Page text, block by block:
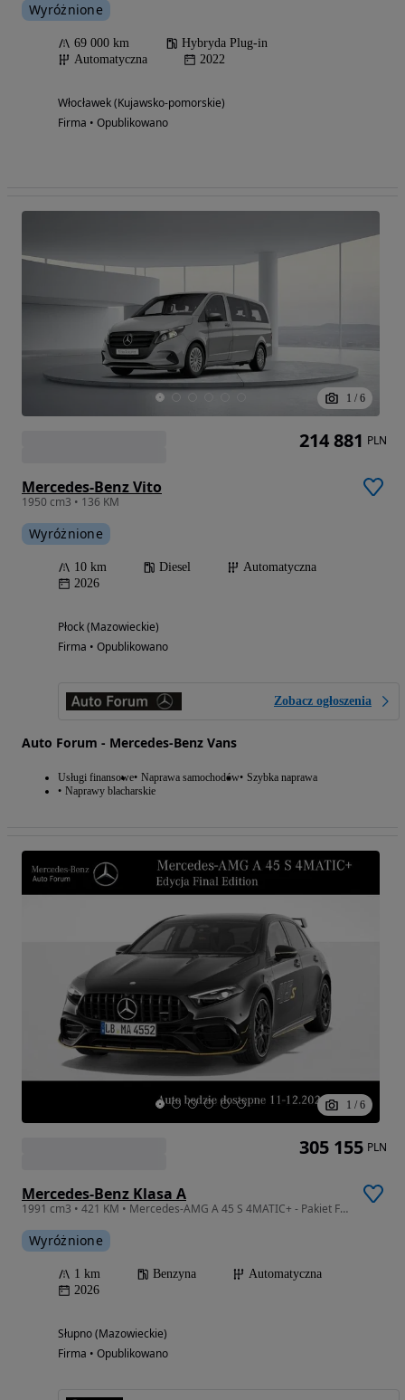
Wyróżnione
69 000 km
Hybryda Plug-in
Automatyczna
2022
Włocławek (Kujawsko-pomorskie)
Firma • Opublikowano
1 / 6
Mercedes-Benz Vito
1950 cm3 • 136 KM
Wyróżnione
10 km Diesel
Automatyczna
2026
Płock (Mazowieckie)
Firma • Opublikowano
Zobacz ogłoszenia
Auto Forum - Mercedes-Benz Vans
Usługi finansowe Naprawa samochodów Szybka naprawa
Naprawy blacharskie
214 881 PLN
1 / 6
Mercedes-Benz Klasa A
1991 cm3 • 421 KM • Mercedes-AMG A 45 S 4MATIC+ - Pakiet Final Edition
Wyróżnione
1 km Benzyna
Automatyczna
2026
Słupno (Mazowieckie)
Firma • Opublikowano
305 155 PLN